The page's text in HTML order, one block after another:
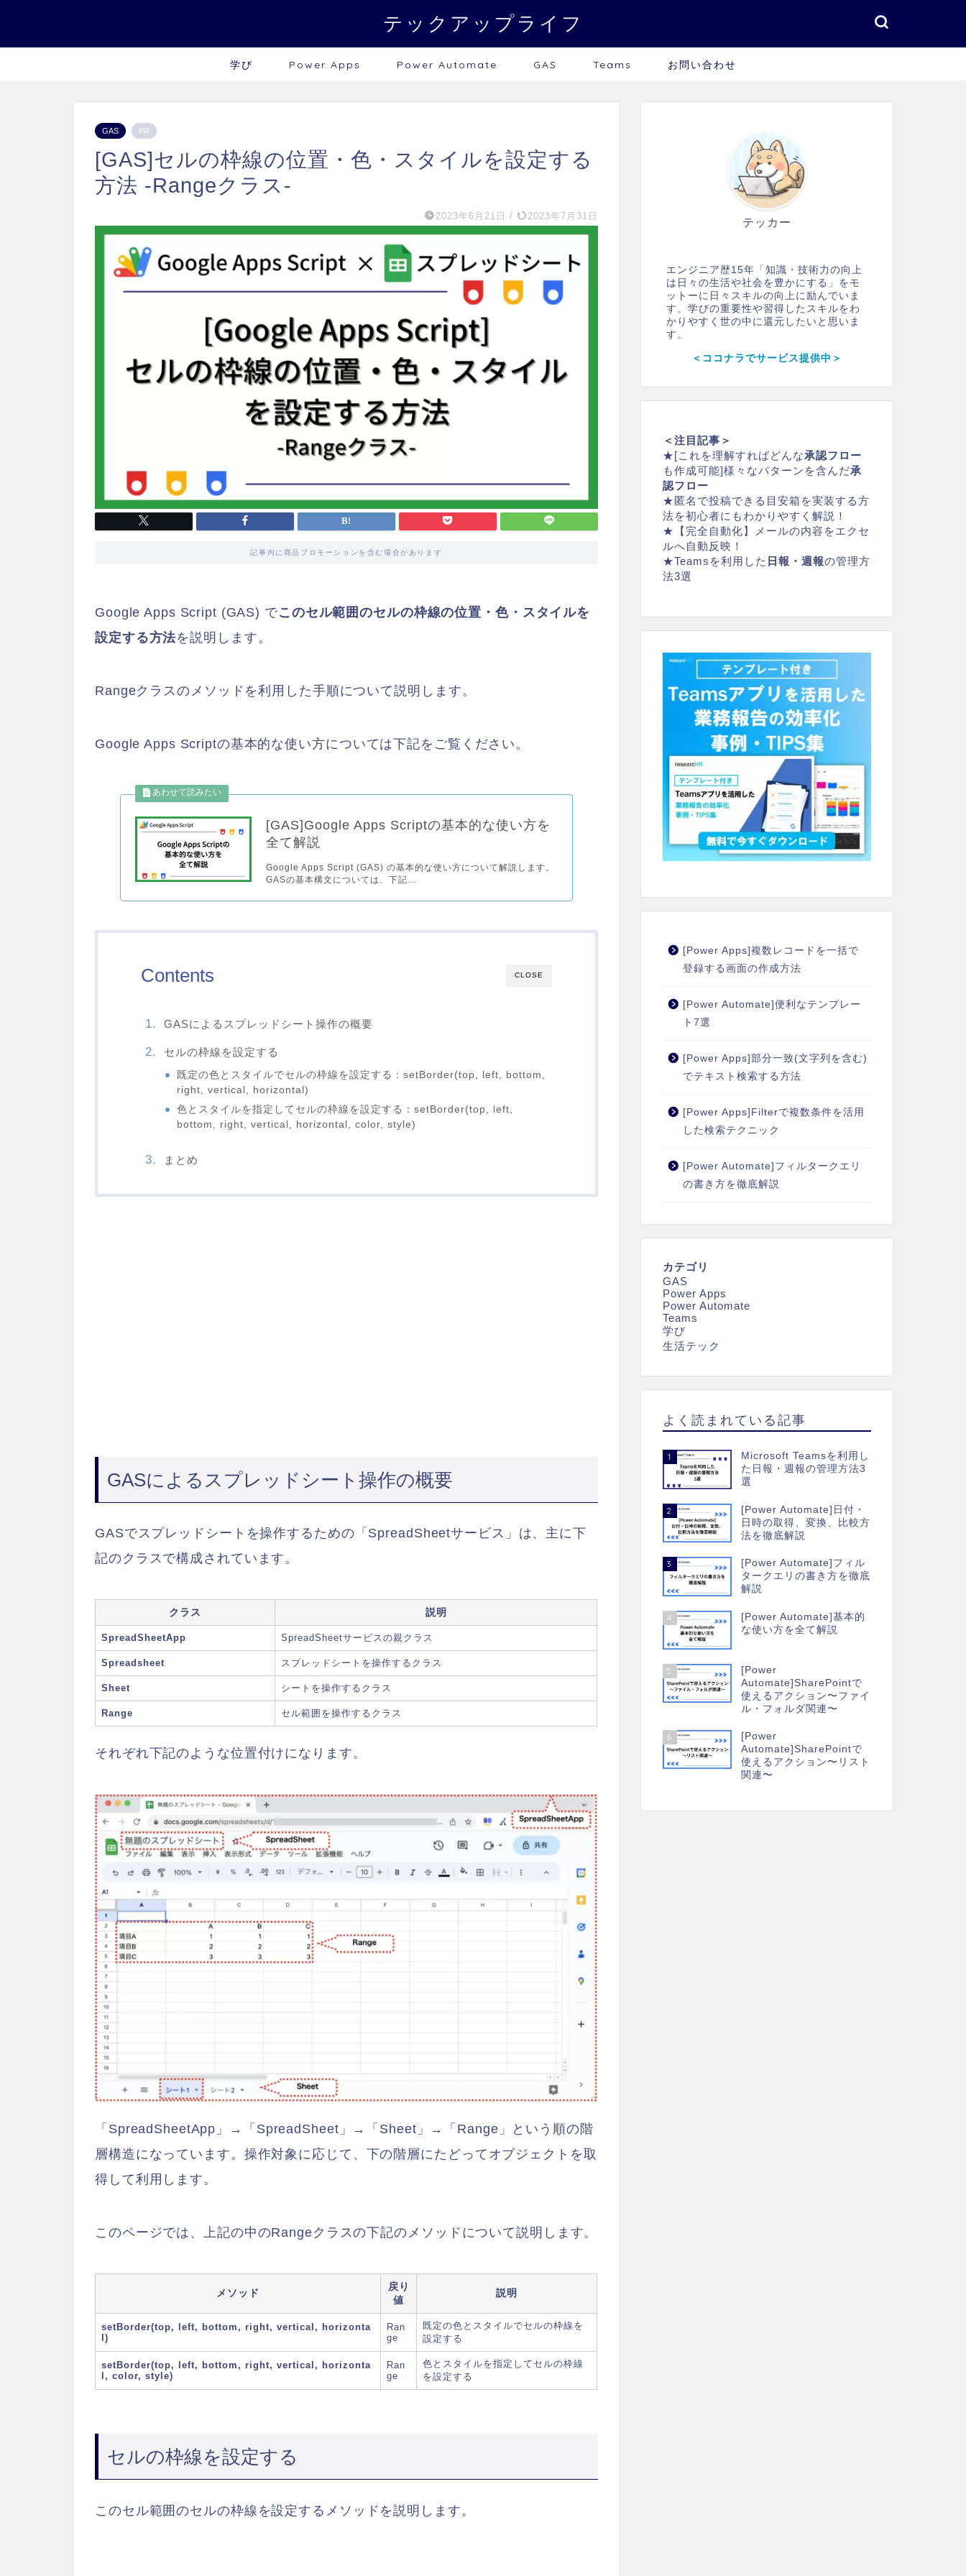
テックアップライフ
学び Power Apps Power Automate GAS Teams お問い合わせ
GAS PR
[GAS]セルの枠線の位置・色・スタイルを設定する
方法 -Rangeクラス-
2023年6月21日 / 2023年7月31日
記事内に商品プロモーションを含む場合があります
Google Apps Script (GAS) でこのセル範囲のセルの枠線の位置・色・スタイルを
設定する方法を説明します。
Rangeクラスのメソッドを利用した手順について説明します。
Google Apps Scriptの基本的な使い方については下記をご覧ください。
[GAS]Google Apps Scriptの基本的な使い方を
全て解説
Google Apps Script (GAS) の基本的な使い方について解説します。
GASの基本構文については、下記...
CLOSE
Contents
GASによるスプレッドシート操作の概要
セルの枠線を設定する
既定の色とスタイルでセルの枠線を設定する：setBorder(top, left, bottom,
right, vertical, horizontal)
色とスタイルを指定してセルの枠線を設定する：setBorder(top, left,
bottom, right, vertical, horizontal, color, style)
まとめ
GASによるスプレッドシート操作の概要
GASでスプレッドシートを操作するための「SpreadSheetサービス」は、主に下
記のクラスで構成されています。
クラス 説明
SpreadSheetApp SpreadSheetサービスの親クラス
Spreadsheet スプレッドシートを操作するクラス
Sheet シートを操作するクラス
Range セル範囲を操作するクラス
それぞれ下記のような位置付けになります。
「SpreadSheetApp」→「SpreadSheet」→「Sheet」→「Range」という順の階
層構造になっています。操作対象に応じて、下の階層にたどってオブジェクトを取
得して利用します。
このページでは、上記の中のRangeクラスの下記のメソッドについて説明します。
メソッド
戻り
値
説明
setBorder(top, left, bottom, right, vertical, horizonta
l)
Ran
ge
既定の色とスタイルでセルの枠線を
設定する
setBorder(top, left, bottom, right, vertical, horizonta
l, color, style)
Ran
ge
色とスタイルを指定してセルの枠線
を設定する
セルの枠線を設定する
このセル範囲のセルの枠線を設定するメソッドを説明します。
テッカー
エンジニア歴15年「知識・技術力の向上
は日々の生活や社会を豊かにする」をモ
ットーに日々スキルの向上に励んでいま
す。学びの重要性や習得したスキルをわ
かりやすく世の中に還元したいと思いま
す。
＜ココナラでサービス提供中＞
＜注目記事＞
★[これを理解すればどんな承認フロー
も作成可能]様々なパターンを含んだ承
認フロー
★匿名で投稿できる 目安箱 を実装する方
法を初心者にもわかりやすく解説！
★
【完全自動化】メールの内容をエクセ
ルへ自動反映！
★Teamsを利用した 日報・週報の管理方
法3選
[Power Apps]複数レコードを一括で
登録する画面の作成方法
[Power Automate]便利なテンプレー
ト7選
[Power Apps]部分一致(文字列を含む)
でテキスト検索する方法
[Power Apps]Filterで複数条件を活用
した検索テクニック
[Power Automate]フィルタークエリ
の書き方を徹底解説
カテゴリ
GAS
Power Apps
Power Automate
Teams
学び
生活テック
よく読まれている記事
1
Microsoft Teamsを利用し
た日報・週報の管理方法3
選
2
[Power Automate]日付・
日時の取得、変換、比較方
法を徹底解説
3
[Power Automate]フィル
タークエリの書き方を徹底
解説
4
[Power Automate]基本的
な使い方を全て解説
5
[Power
Automate]SharePointで
使えるアクション〜ファイ
ル・フォルダ関連〜
6
[Power
Automate]SharePointで
使えるアクション〜リスト
関連〜